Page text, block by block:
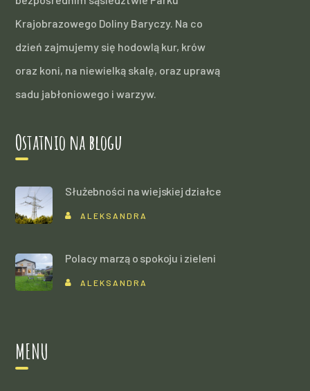
Krajobrazowego Doliny Baryczy. Na co
dzień zajmujemy się hodowlą kur, krów
oraz koni, na niewielką skalę, oraz uprawą
sadu jabłoniowego i warzyw.
Ostatnio na blogu
Służebności na wiejskiej działce
ALEKSANDRA
Polacy marzą o spokoju i zieleni
ALEKSANDRA
MENU